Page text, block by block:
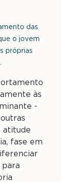
das
o jovem
próprias
às
-
atitude
fase em
para